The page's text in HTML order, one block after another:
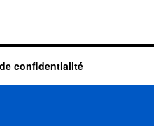
confidentialité